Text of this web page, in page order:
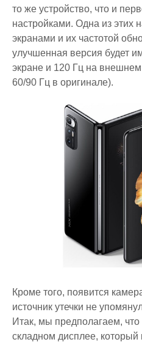
то же устройство, что и
настройками. Одна из этих
экранами и их частотой
улучшенная версия будет
экране и 120 Гц на
60/90 Гц в оригинале).
Кроме того, появится
источник утечки не
Итак, мы предполагаем,
складном дисплее,